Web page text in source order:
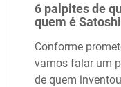
6 palpites de
quem é
Conforme
vamos falar um
de quem